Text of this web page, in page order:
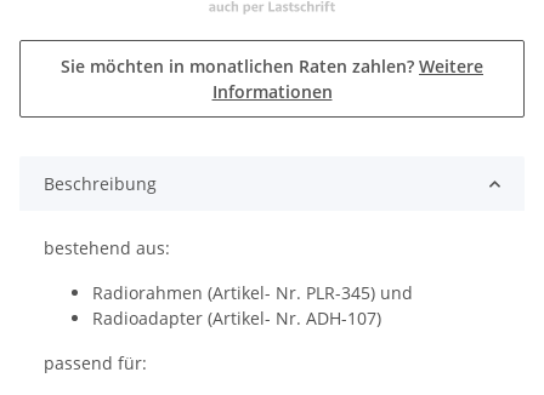
Sie möchten in monatlichen Raten zahlen? Weitere
Informationen
Beschreibung
bestehend aus:
Radiorahmen (Artikel- Nr. PLR-345) und
Radioadapter (Artikel- Nr. ADH-107)
passend für: